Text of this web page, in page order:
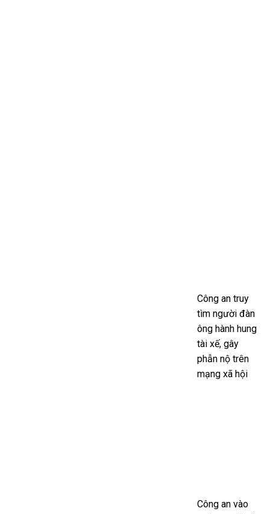
Công an truy
tìm người đàn
ông hành hung
tài xế, gây
phẫn nộ trên
mạng xã hội
Công an vào